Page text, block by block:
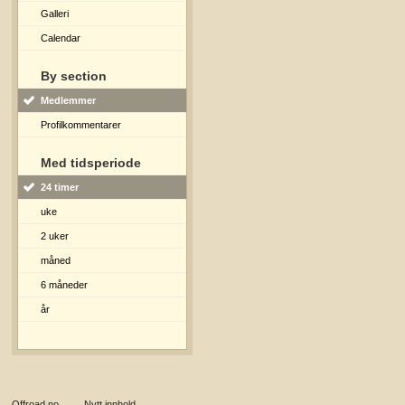
Galleri
Calendar
By section
Medlemmer
Profilkommentarer
Med tidsperiode
24 timer
uke
2 uker
måned
6 måneder
år